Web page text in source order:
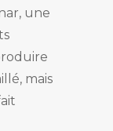
une
mais